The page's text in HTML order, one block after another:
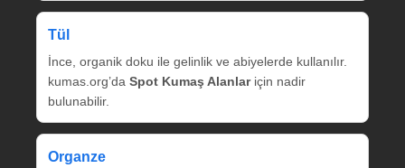
Tül
İnce, organik doku ile gelinlik ve abiyelerde kullanılır.
kumas.org’da Spot Kumaş Alanlariçin nadir
bulunabilir.
Organze